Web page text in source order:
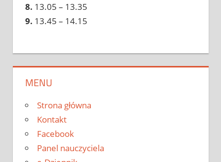
8. 13.05 – 13.35
9. 13.45 – 14.15
MENU
Strona główna
Kontakt
Facebook
Panel nauczyciela